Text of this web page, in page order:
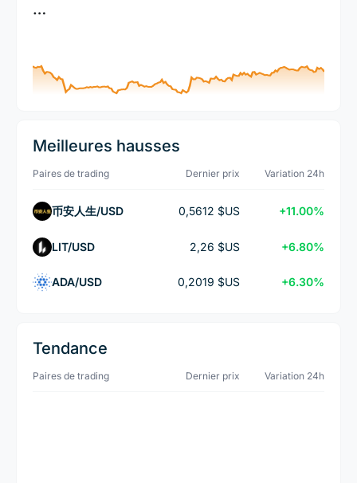
…
Meilleures hausses
Paires de trading Dernier prix Variation 24h
币安人生/USD 0,5612 $US +11.00%
LIT/USD 2,26 $US +6.80%
ADA/USD 0,2019 $US +6.30%
Tendance
Paires de trading Dernier prix Variation 24h